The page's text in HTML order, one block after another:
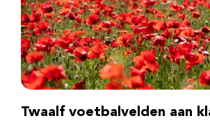
Twaalf voetbalvelden aan